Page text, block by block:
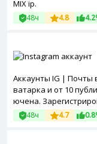
MIX ip.
48ч 4.8
Аккаунты IG | Почты
ватарка и от 10
ючена.
48ч 4.7